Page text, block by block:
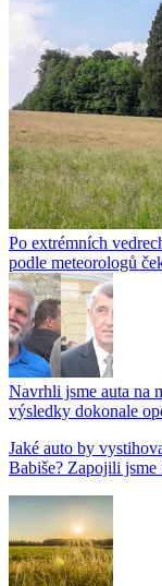
Po extrémních
podle meteorologů
Navrhli jsme auta na
výsledky dokonale
Jaké auto by
Babiše? Zapojili